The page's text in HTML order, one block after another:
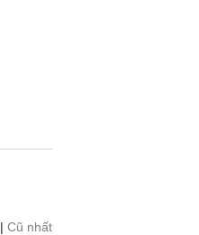
|Cũ nhất